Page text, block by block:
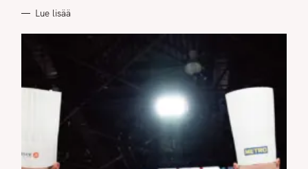
Lue lisää